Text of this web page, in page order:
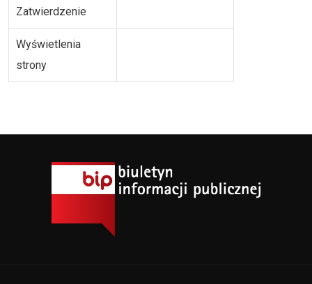
Zatwierdzenie
Wyświetlenia
strony